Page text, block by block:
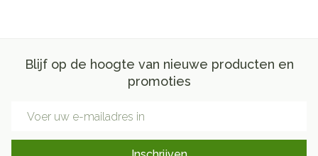
Blijf op de hoogte van nieuwe producten en
promoties